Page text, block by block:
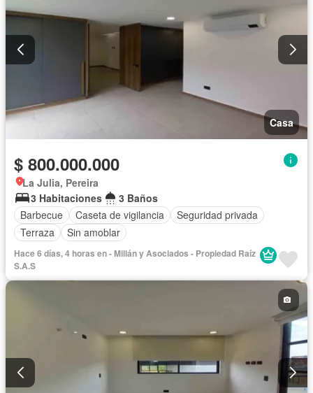
Casa
$ 800.000.000
La Julia, Pereira
3 Habitaciones
3 Baños
Barbecue
Caseta de vigilancia
Seguridad privada
Terraza
Sin amoblar
Hace 6 días, 4 horas en - Millán y Asociados - Propiedad Raíz
S.A.S